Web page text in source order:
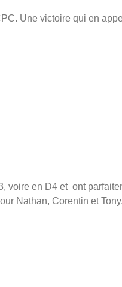
Une victoire qui en
en D4 et ont
Nathan, Corentin et